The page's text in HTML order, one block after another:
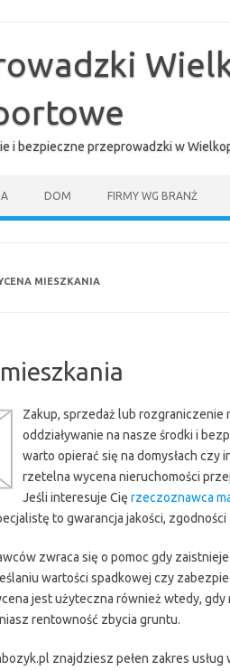
i bezpieczne przeprowadzki w
DOM FIRMY WG BRANŻ
MIESZKANIA
Zakup, sprzedaż lub rozgraniczenie
oddziaływanie na nasze środki i
warto opierać się na domysłach
rzetelna wycena nieruchomości
Jeśli interesuje Cię rzeczoznawca
to gwarancja jakości,
zwraca się o pomoc gdy
wartości spadkowej czy
jest użyteczna również wtedy,
rentowność zbycia gruntu.
znajdziesz pełen zakres